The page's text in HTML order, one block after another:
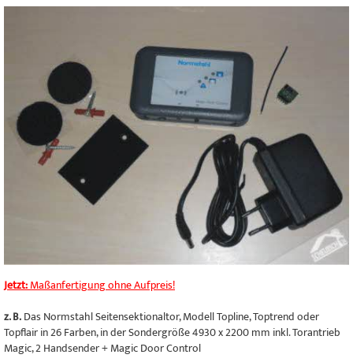
Jetzt:Maßanfertigung ohne Aufpreis!
z. B.Das Normstahl Seitensektionaltor, Modell Topline, Toptrend oder
Topflair in 26 Farben, in der Sondergröße 4930 x 2200 mm inkl. Torantrieb
Magic, 2 Handsender + Magic Door Control